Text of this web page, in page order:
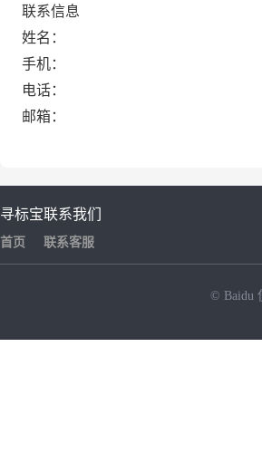
联系信息
姓名：
手机：
电话：
邮箱：
寻标宝
首页
联系我们
联系客服
© Baidu